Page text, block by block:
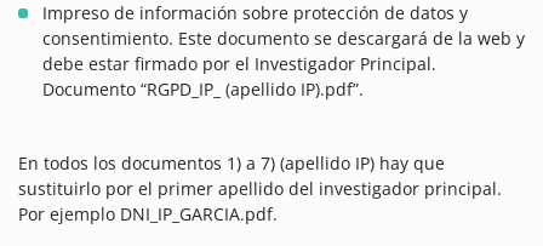
Impreso de información sobre protección de datos y
consentimiento. Este documento se descargará de la web y
debe estar firmado por el Investigador Principal.
Documento “RGPD_IP_ (apellido IP).pdf”.
En todos los documentos 1) a 7) (apellido IP) hay que
sustituirlo por el primer apellido del investigador principal.
Por ejemplo DNI_IP_GARCIA.pdf.